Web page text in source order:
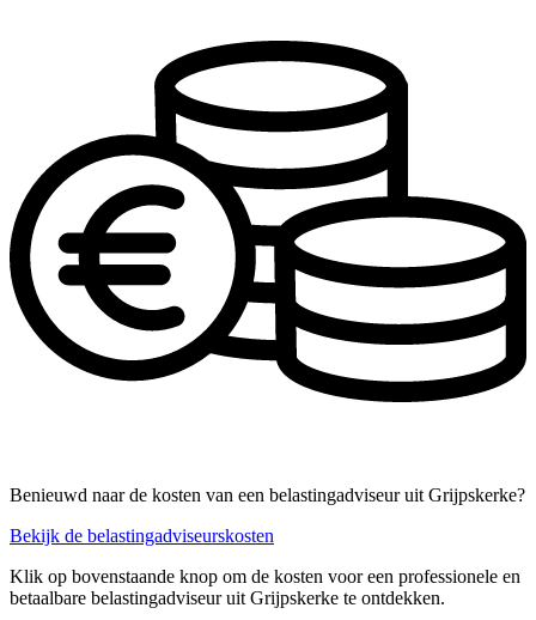
Benieuwd naar de kosten van een belastingadviseur uit Grijpskerke?
Bekijk de belastingadviseurskosten
Klik op bovenstaande knop om de kosten voor een professionele en
betaalbare belastingadviseur uit Grijpskerke te ontdekken.